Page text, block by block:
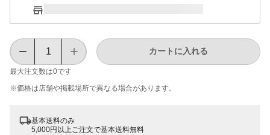
最大注文数は0です
カートに入れる
※価格は​店舗や​掲載場所で​異なる​場合が​あります。
基本送料のみ
5,000円以上ご注文で基本送料無料